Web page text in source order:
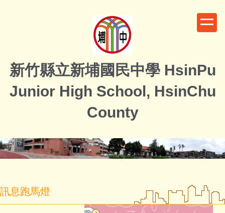
容新竹縣立新埔國民中學 HsinPu
Junior High School, HsinChu
County
訊息跑馬燈